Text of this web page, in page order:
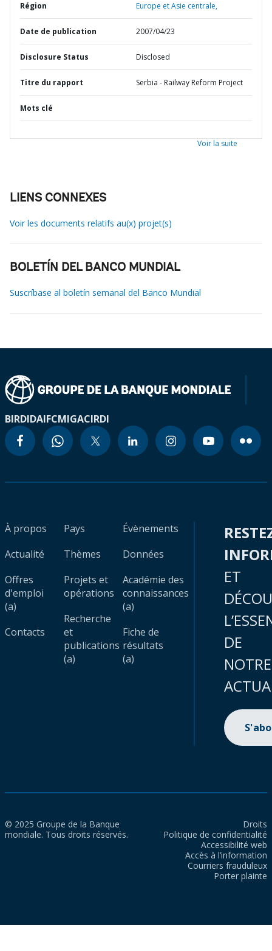
Région Europe et Asie centrale,
Date de publication 2007/04/23
Disclosure Status Disclosed
Titre du rapport Serbia - Railway Reform Project
Mots clé
Voir la suite
LIENS CONNEXES
Voir les documents relatifs au(x) projet(s)
BOLETÍN DEL BANCO MUNDIAL
Suscríbase al boletín semanal del Banco Mundial
BIRDIDAIFCMIGACIRDI
À propos
Actualité
Offres
d'emploi
(a)
Contacts
Pays
Thèmes
Projets et
opérations
Recherche
et
publications
(a)
Évènements
Données
Académie des
connaissances
(a)
Fiche de
résultats
(a)
ET
DE
NOTRE
© 2025 Groupe de la Banque
mondiale. Tous droits réservés.
Droits
Politique de confidentialité
Accessibilité web
Accès à l’information
Courriers frauduleux
Porter plainte